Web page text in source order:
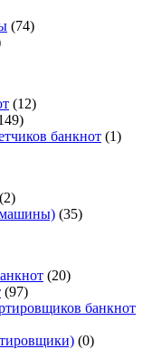
(74)
(12)
банкнот (1)
(2)
машины) (35)
(20)
(97)
банкнот
(0)